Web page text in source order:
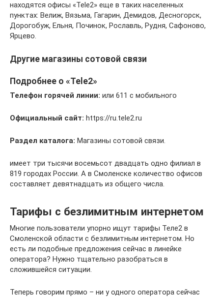
находятся офисы «Tele2» еще в таких населенных
пунктах: Велиж, Вязьма, Гагарин, Демидов, Десногорск,
Дорогобуж, Ельня, Починок, Рославль, Рудня, Сафоново,
Ярцево.
Другие магазины сотовой связи
Подробнее о «Tele2»
Телефон горячей линии: или 611 с мобильного
Официальный сайт: https://ru.tele2.ru
Раздел каталога: Магазины сотовой связи.
имеет три тысячи восемьсот двадцать одно филиал в
819 городах России. А в Смоленске количество офисов
составляет девятнадцать из общего числа.
Тарифы с безлимитным интернетом
Многие пользователи упорно ищут тарифы Теле2 в
Смоленской области с безлимитным интернетом. Но
есть ли подобные предложения сейчас в линейке
оператора? Нужно тщательно разобраться в
сложившейся ситуации.
Теперь говорим прямо – ни у одного оператора сейчас